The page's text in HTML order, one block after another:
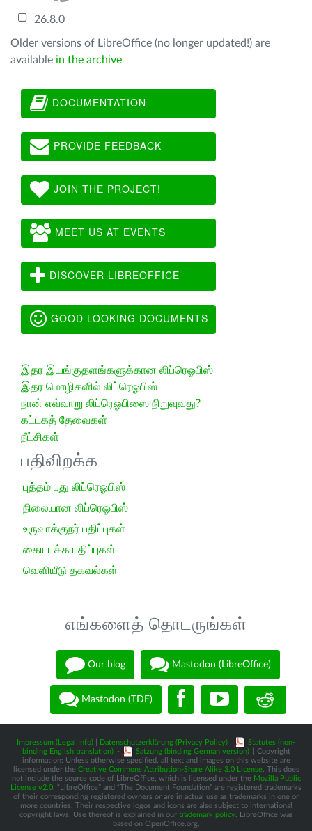
26.8.0
Older versions of LibreOffice (no longer updated!) are
available in the archive
DOCUMENTATION
PROVIDE FEEDBACK
JOIN THE PROJECT!
MEET US AT EVENTS
DISCOVER LIBREOFFICE
GOOD LOOKING DOCUMENTS
இதர இயங்குதளங்களுக்கான லிப்ரெஓபிஸ்
இதர மொழிகளில் லிப்ரெஓபிஸ்
நான் எவ்வாறு லிப்ரெஓபிஸை நிறுவுவது?
கட்டகத் தேவைகள்
நீட்சிகள்
பதிவிறக்க
புத்தம் புது லிப்ரெஓபிஸ்
நிலையான லிப்ரெஓபிஸ்
உருவாக்குநர் பதிப்புகள்
கையடக்க பதிப்புகள்
வெளியீடு தகவல்கள்
எங்களைத் தொடருங்கள்
Our blog Mastodon (LibreOffice)
Mastodon (TDF)
Impressum (Legal Info) Datenschutzerklärung (Privacy Policy)
Statutes (non-
binding English translation) - Satzung (binding German version)
| Copyright
information: Unless otherwise specified, all text and images on this website are
licensed under the Creative Commons Attribution-Share Alike 3.0 License. This does
not include the source code of LibreOffice, which is licensed under the Mozilla Public
License v2.0 . “LibreOffice” and “The Document Foundation” are registered trademarks
of their corresponding registered owners or are in actual use as trademarks in one or
more countries. Their respective logos and icons are also subject to international
copyright laws. Use thereof is explained in our trademark policy. LibreOffice was
based on OpenOffice.org.